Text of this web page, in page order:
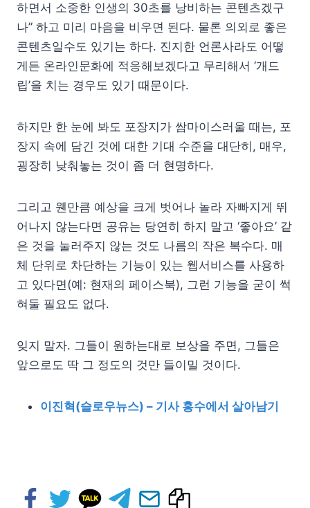
하면서 소중한 인생의 30초를 낭비하는 콘텐츠겠구
나” 하고 미리 마음을 비우면 된다. 물론 의외로 좋은
콘텐츠일수도 있기는 하다. 진지한 언론사라도 어떻
게든 온라인문화에 적응해보겠다고 무리해서 ‘개드
립’을 치는 경우도 있기 때문이다.
하지만 한 눈에 봐도 포장지가 쌈마이스러울 때는, 포
장지 속에 담긴 것에 대한 기대 수준을 대단히, 매우,
굉장히 낮춰놓는 것이 좀 더 현명하다.
그리고 웬만큼 예상을 크게 벗어나 놀라 자빠지게 뛰
어나지 않는다면 공유는 당연히 하지 말고 ‘좋아요’ 같
은 것을 눌러주지 않는 것도 나름의 작은 복수다. 매
체 단위로 차단하는 기능이 있는 웹서비스를 사용하
고 있다면(예: 현재의 페이스북), 그런 기능을 굳이 썩
혀둘 필요도 없다.
잊지 말자. 그들이 원하는대로 보상을 주면, 그들은
앞으로도 딱 그 정도의 것만 들이밀 것이다.
이진혁(슬로우뉴스) – 기사 홍수에서 살아남기